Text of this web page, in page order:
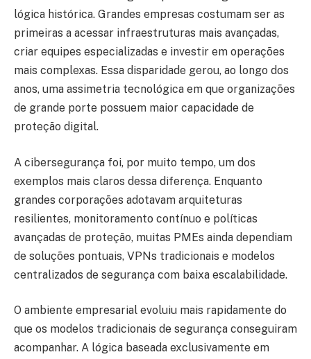
lógica histórica. Grandes empresas costumam ser as
primeiras a acessar infraestruturas mais avançadas,
criar equipes especializadas e investir em operações
mais complexas. Essa disparidade gerou, ao longo dos
anos, uma assimetria tecnológica em que organizações
de grande porte possuem maior capacidade de
proteção digital.
A cibersegurança foi, por muito tempo, um dos
exemplos mais claros dessa diferença. Enquanto
grandes corporações adotavam arquiteturas
resilientes, monitoramento contínuo e políticas
avançadas de proteção, muitas PMEs ainda dependiam
de soluções pontuais, VPNs tradicionais e modelos
centralizados de segurança com baixa escalabilidade.
O ambiente empresarial evoluiu mais rapidamente do
que os modelos tradicionais de segurança conseguiram
acompanhar. A lógica baseada exclusivamente em